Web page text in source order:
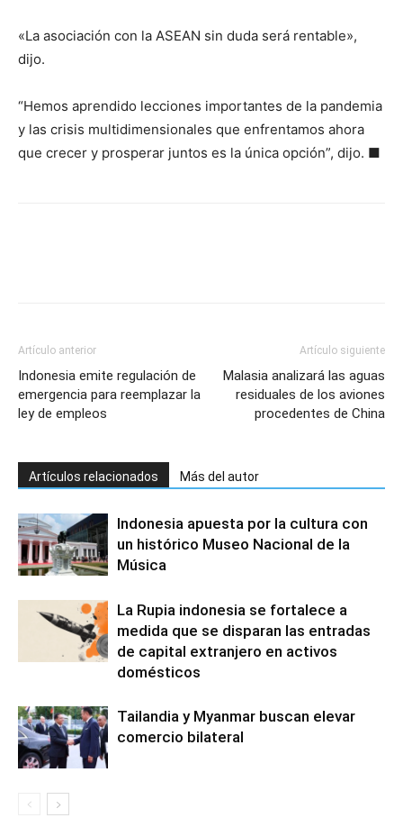
«La asociación con la ASEAN sin duda será rentable»,
dijo.
“Hemos aprendido lecciones importantes de la pandemia
y las crisis multidimensionales que enfrentamos ahora
que crecer y prosperar juntos es la única opción”, dijo. ■
Artículo anterior
Indonesia emite regulación de
emergencia para reemplazar la
ley de empleos
Artículo siguiente
Malasia analizará las aguas
residuales de los aviones
procedentes de China
Artículos relacionados Más del autor
Indonesia apuesta por la cultura con
un histórico Museo Nacional de la
Música
La Rupia indonesia se fortalece a
medida que se disparan las entradas
de capital extranjero en activos
domésticos
Tailandia y Myanmar buscan elevar
comercio bilateral